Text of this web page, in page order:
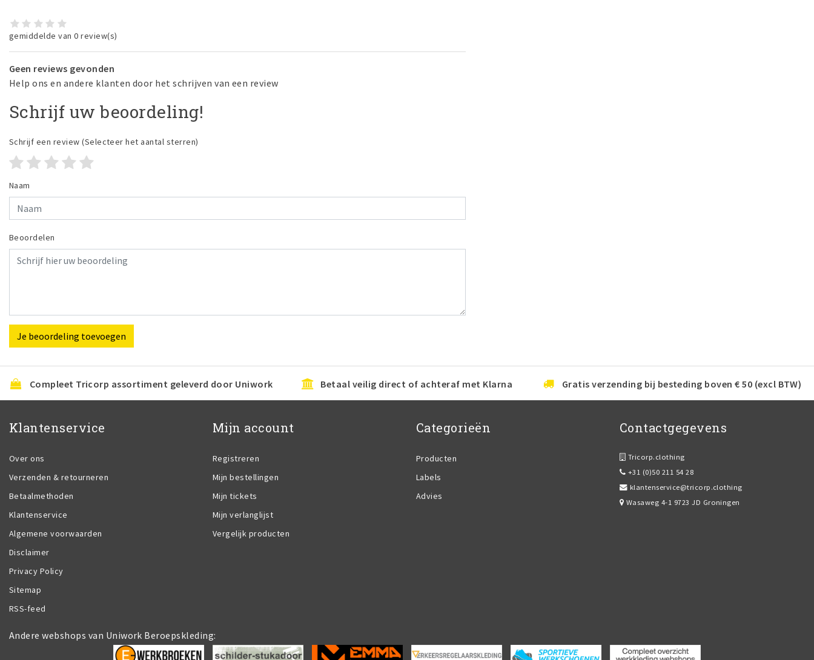
gemiddelde van 0 review(s)
Geen reviews gevonden
Help ons en andere klanten door het schrijven van een review
Schrijf uw beoordeling!
Schrijf een review (Selecteer het aantal sterren)
Naam
Beoordelen
Je beoordeling toevoegen
Compleet Tricorp assortiment geleverd door Uniwork Betaal veilig direct of achteraf met Klarna Gratis verzending bij besteding boven € 50 (excl BTW)
Klantenservice
Over ons
Verzenden & retourneren
Betaalmethoden
Klantenservice
Algemene voorwaarden
Disclaimer
Privacy Policy
Sitemap
RSS-feed
Mijn account
Registreren
Mijn bestellingen
Mijn tickets
Mijn verlanglijst
Vergelijk producten
Categorieën
Producten
Labels
Advies
Contactgegevens
Tricorp.clothing
+31 (0)50 211 54 28
klantenservice@tricorp.clothing
Wasaweg 4-1 9723 JD Groningen
Andere webshops van Uniwork Beroepskleding: